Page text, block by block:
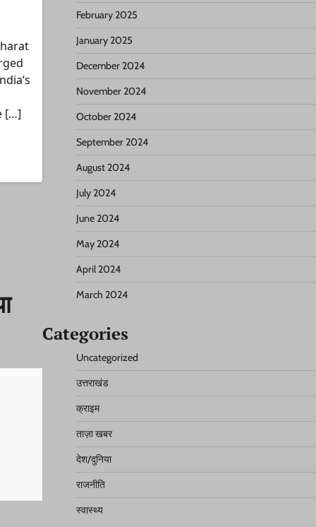
[…]
February 2025
January 2025
December 2024
November 2024
October 2024
September 2024
August 2024
July 2024
June 2024
May 2024
April 2024
March 2024
Categories
Uncategorized
उत्तराखंड
क्राइम
ताज़ा खबर
देश/दुनिया
राजनीति
स्वास्थ्य